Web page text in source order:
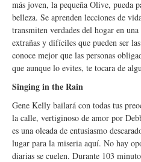
más joven, la pequeña Olive, pueda
belleza. Se aprenden lecciones de
transmiten verdades del hogar en
extrañas y difíciles que pueden ser
conoce mejor que las personas
que aunque lo evites, te tocara de
Singing in the Rain
Gene Kelly bailará con todas tus
la calle, vertiginoso de amor por
es una oleada de entusiasmo
lugar para la miseria aquí. No hay
diarias se cuelen. Durante 103